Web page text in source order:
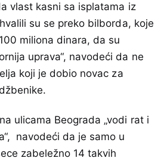
vlast kasni sa isplatama iz
su se preko bilborda, koje
miliona dinara, da su
uprava“, navodeći da ne
koji je dobio novac za
ulicama Beograda „vodi rat i
navodeći da je samo u
zabeležno 14 takvih